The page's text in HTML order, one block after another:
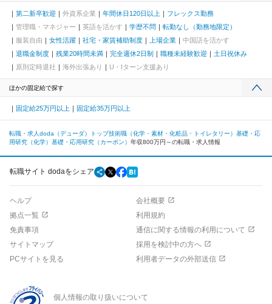
第二新卒歓迎 外資系企業 年間休日120日以上
フレックス勤務
管理職・マネジャー
英語を活かす 学歴不問
転勤なし（勤務地限定）
服装自由
女性活躍 社宅・家賃補助制度 上場企業
中国語を活かす
退職金制度
残業20時間未満 完全週休2日制 職種未経験歓迎
土日祝休み
原則定時退社
海外出張あり U・Iターン支援あり
ほかの固定給で探す
固定給25万円以上 固定給35万円以上
転職・求人doda（デューダ）トップ技術職（化学・素材・化粧品・トイレタリー） 基礎・応
用研究（化学） 基礎・応用研究（カーボン） 年収800万円～の転職・求人情報
転職サイト dodaをシェア
ヘルプ
会社概要
拠点一覧
利用規約
免責事項
通信に関する情報の利用について
サイトマップ
採用を検討中の方へ
PCサイトを見る
利用者データの外部送信
個人情報の取り扱いについて